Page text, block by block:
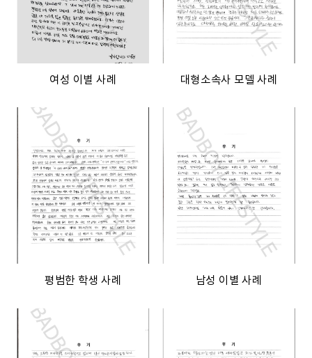
여성 이별 사례 대형소속사 모델 사례
평범한 학생 사례 남성 이별 사례